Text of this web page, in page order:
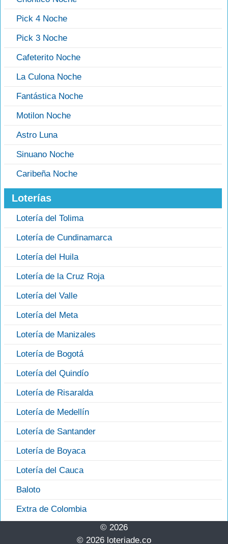
Pick 4 Noche
Pick 3 Noche
Cafeterito Noche
La Culona Noche
Fantástica Noche
Motilon Noche
Astro Luna
Sinuano Noche
Caribeña Noche
Loterías
Lotería del Tolima
Lotería de Cundinamarca
Lotería del Huila
Lotería de la Cruz Roja
Lotería del Valle
Lotería del Meta
Lotería de Manizales
Lotería de Bogotá
Lotería del Quindío
Lotería de Risaralda
Lotería de Medellín
Lotería de Santander
Lotería de Boyaca
Lotería del Cauca
Baloto
Extra de Colombia
© 2026
© 2026 loteriade.co